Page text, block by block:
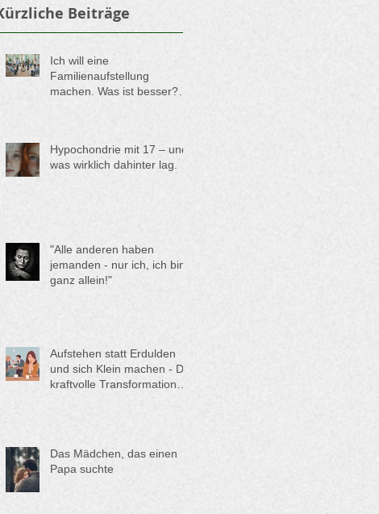
Beiträge
Ich will eine
Familienaufstellung
machen. Was ist besser?
buchen?
Hypochondrie mit 17 – und
was wirklich dahinter lag.
"Alle anderen haben
jemanden - nur ich, ich bin
ganz allein!"
Aufstehen statt Erdulden
und sich Klein machen - Die
kraftvolle Transformation
Das Mädchen, das einen
Papa suchte